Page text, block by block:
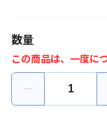
数量
この商品は、一度に